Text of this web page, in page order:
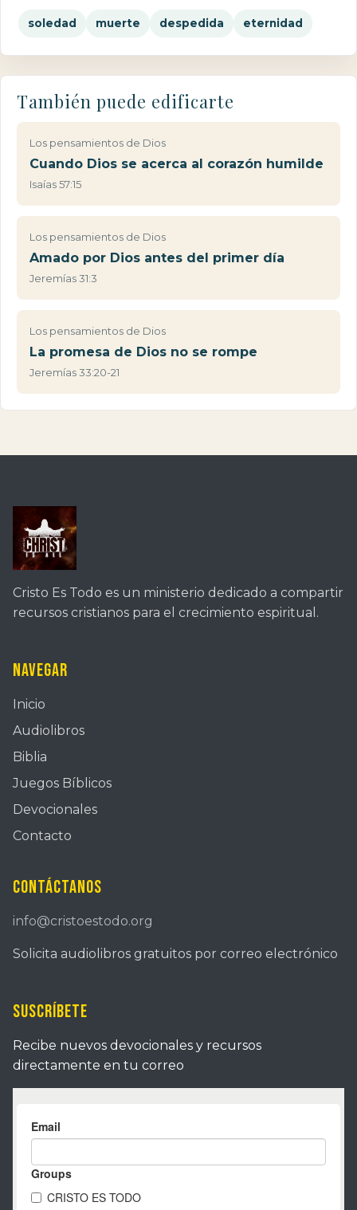
soledad muerte despedida eternidad
También puede edificarte
Los pensamientos de Dios
Cuando Dios se acerca al corazón humilde
Isaías 57:15
Los pensamientos de Dios
Amado por Dios antes del primer día
Jeremías 31:3
Los pensamientos de Dios
La promesa de Dios no se rompe
Jeremías 33:20-21
Cristo Es Todo es un ministerio dedicado a compartir
recursos cristianos para el crecimiento espiritual.
Navegar
Inicio
Audiolibros
Biblia
Juegos Bíblicos
Devocionales
Contacto
Contáctanos
info@cristoestodo.org
Solicita audiolibros gratuitos por correo electrónico
Suscríbete
Recibe nuevos devocionales y recursos
directamente en tu correo